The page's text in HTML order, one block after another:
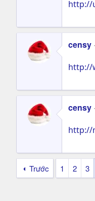
http://
censy
http://
censy
http://
Trước 1 2 3